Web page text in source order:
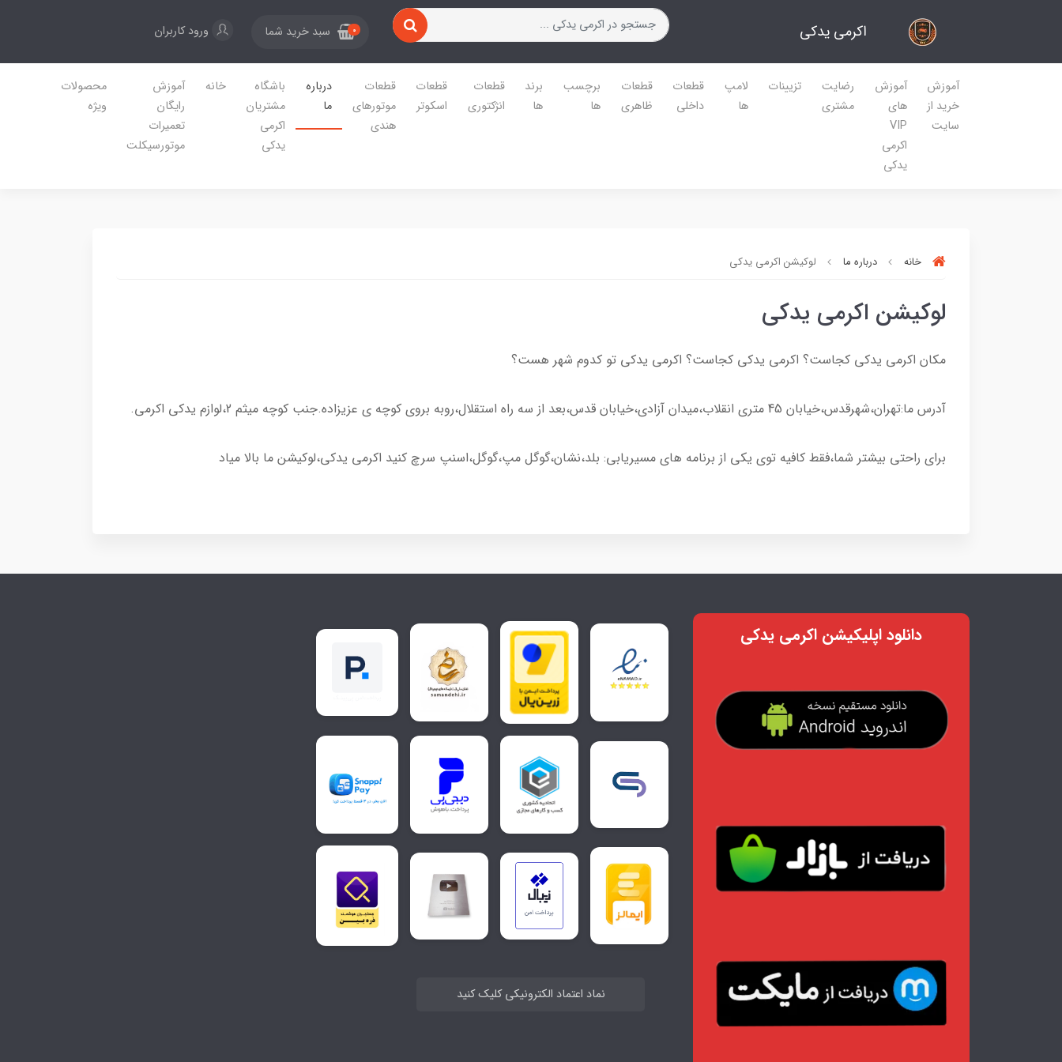
اکرمی یدکی 0 سبد خرید شما ورود کاربران
آموزش
خرید از
سایت
آموزش
های
VIP
اکرمی
یدکی
رضایت
مشتری
تزیینات
لامپ
ها
قطعات
داخلی
قطعات
ظاهری
برچسب
ها
برند
ها
قطعات
انژکتوری
قطعات
اسکوتر
قطعات
موتورهای
هندی
درباره
ما
باشگاه
مشتریان
اکرمی
یدکی
خانه
آموزش
رایگان
تعمیرات
موتورسیکلت
محصولات
ویژه
خانه درباره ما لوکیشن اکرمی یدکی
لوکیشن اکرمی یدکی
مکان اکرمی یدکی کجاست؟ اکرمی یدکی کجاست؟ اکرمی یدکی تو کدوم شهر هست؟
آدرس ما:تهران،شهرقدس،خیابان 45 متری انقلاب،میدان آزادی،خیابان قدس،بعد از سه راه استقلال،روبه بروی کوچه ی عزیزاده.جنب کوچه میثم 2،لوازم یدکی اکرمی.
برای راحتی بیشتر شما،فقط کافیه توی یکی از برنامه های مسیریابی: بلد،نشان،گوگل مپ،گوگل،اسنپ سرچ کنید اکرمی یدکی،لوکیشن ما بالا میاد
دانلود اپلیکیشن اکرمی یدکی
نماد اعتماد الکترونیکی کلیک کنید